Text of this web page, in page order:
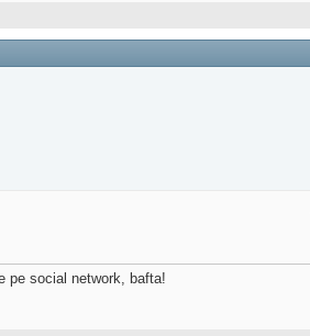
pe social network, bafta!